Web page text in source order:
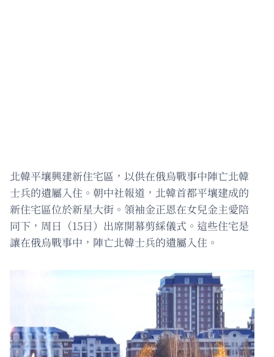
北韓平壤興建新住宅區，以供在俄烏戰事中陣亡北韓
士兵的遺屬入住。朝中社報道，北韓首都平壤建成的
新住宅區位於新星大街。領袖金正恩在女兒金主愛陪
同下，周日（15日）出席開幕剪綵儀式。這些住宅是
讓在俄烏戰事中，陣亡北韓士兵的遺屬入住。